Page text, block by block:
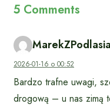
5 Comments
MarekZPodlasia
2026-01-16 o 00:52
Bardzo trafne uwagi,
drogową – u nas zimą